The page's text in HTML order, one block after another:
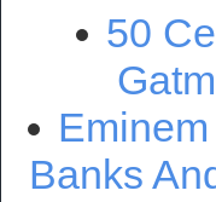
50
Banks